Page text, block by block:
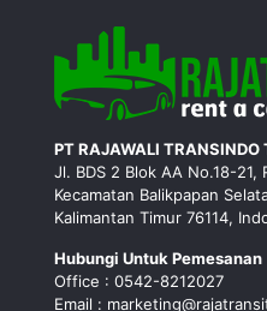
PT RAJAWALI TRANSINDO
Jl. BDS 2 Blok AA No.18-21,
Kecamatan Balikpapan
Kalimantan Timur 76114,
Hubungi Untuk Pemesanan
Office : 0542-8212027
Email :